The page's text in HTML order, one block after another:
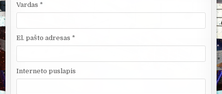
Vardas *
El. pašto adresas *
Interneto puslapis